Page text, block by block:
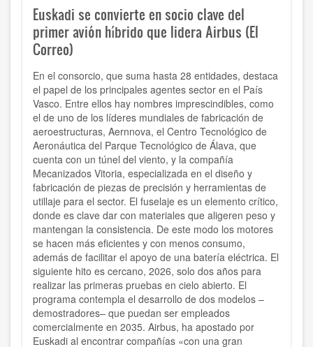
Euskadi se convierte en socio clave del
primer avión híbrido que lidera Airbus (El
Correo)
En el consorcio, que suma hasta 28 entidades, destaca
el papel de los principales agentes sector en el País
Vasco. Entre ellos hay nombres imprescindibles, como
el de uno de los líderes mundiales de fabricación de
aeroestructuras, Aernnova, el Centro Tecnológico de
Aeronáutica del Parque Tecnológico de Álava, que
cuenta con un túnel del viento, y la compañía
Mecanizados Vitoria, especializada en el diseño y
fabricación de piezas de precisión y herramientas de
utillaje para el sector. El fuselaje es un elemento crítico,
donde es clave dar con materiales que aligeren peso y
mantengan la consistencia. De este modo los motores
se hacen más eficientes y con menos consumo,
además de facilitar el apoyo de una batería eléctrica. El
siguiente hito es cercano, 2026, solo dos años para
realizar las primeras pruebas en cielo abierto. El
programa contempla el desarrollo de dos modelos –
demostradores– que puedan ser empleados
comercialmente en 2035. Airbus, ha apostado por
Euskadi al encontrar compañías «con una gran